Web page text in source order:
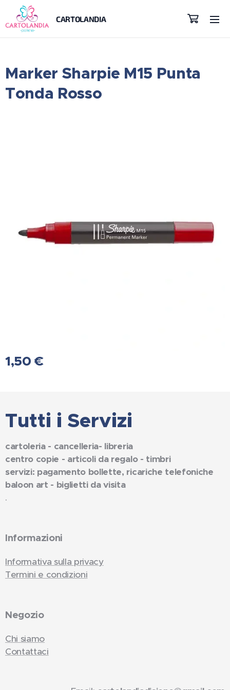
CARTOLANDIA
Marker Sharpie M15 Punta
Tonda Rosso
1,50 €
Tutti i Servizi
cartoleria - cancelleria- libreria
centro copie - articoli da regalo - timbri
servizi: pagamento bollette, ricariche telefoniche
baloon art - biglietti da visita
.
Informazioni
Informativa sulla privacy
Termini e condizioni
Negozio
Chi siamo
Contattaci